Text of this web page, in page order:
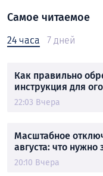
Самое читаемое
24 часа 7 дней
Как правильно
инструкция для
22:03 Вчера
Масштабное
августа: что нужно
20:10 Вчера